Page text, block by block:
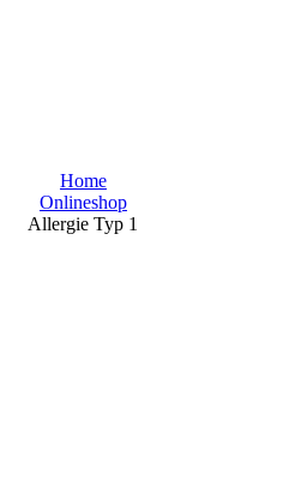
Home
Onlineshop
Allergie Typ 1